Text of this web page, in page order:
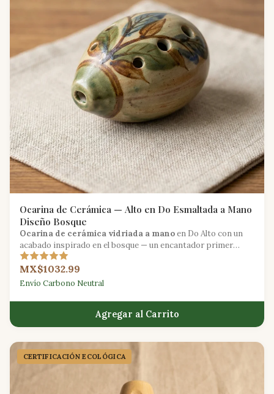
Ocarina de Cerámica — Alto en Do Esmaltada a Mano
Diseño Bosque
Ocarina de cerámica vidriada a manoen Do Alto con un
acabado inspirado en el bosque — un encantador primer
instrumento de viento para principiantes.
MX$1032.99
Envío Carbono Neutral
Agregar al Carrito
CERTIFICACIÓN ECOLÓGICA